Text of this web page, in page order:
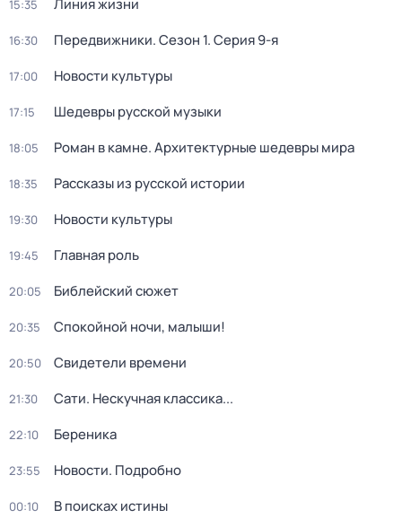
15:35 Линия жизни
16:30 Передвижники. Сезон 1. Серия 9-я
17:00 Новости культуры
17:15 Шедевры русской музыки
18:05 Роман в камне. Архитектурные шедевры мира
18:35 Рассказы из русской истории
19:30 Новости культуры
19:45 Главная роль
20:05 Библейский сюжет
20:35 Спокойной ночи, малыши!
20:50 Свидетели времени
21:30 Сати. Нескучная классика...
22:10 Береника
23:55 Новости. Подробно
00:10 В поисках истины